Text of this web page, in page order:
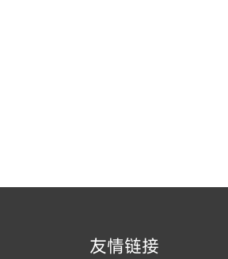
友情链接